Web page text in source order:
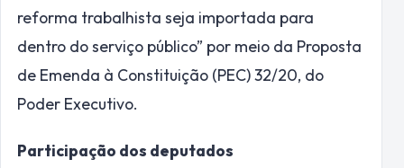
reforma trabalhista seja importada para
dentro do serviço público” por meio da Proposta
de Emenda à Constituição (PEC) 32/20, do
Poder Executivo.
Participação dos deputados